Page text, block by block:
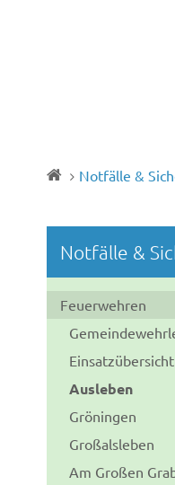
Notfälle &
Notfälle &
Feuerwehren
Einsatzübersicht
Ausleben
Gröningen
Großalsleben
Am Großen